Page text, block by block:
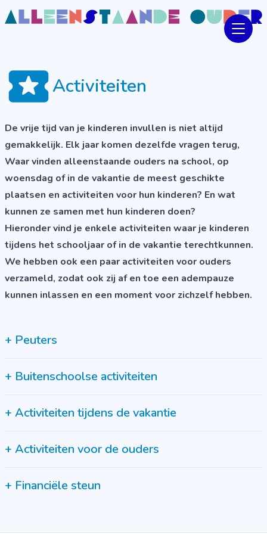
Activiteiten
De vrije tijd van je kinderen invullen is niet altijd
gemakkelijk. Elk jaar komen dezelfde vragen terug,
Waar vinden alleenstaande ouders na school, op
woensdag of in de vakantie de meest geschikte
plaatsen en activiteiten voor hun kinderen? En wat
kunnen ze samen met hun kinderen doen?
Hieronder vind je enkele activiteiten waar je kinderen
tijdens het schooljaar of in de vakantie terechtkunnen.
We hebben ook een paar activiteiten voor ouders
verzameld, zodat ook zij af en toe een adempauze
kunnen inlassen en een moment voor zichzelf hebben.
+ Peuters
+ Buitenschoolse activiteiten
+ Activiteiten tijdens de vakantie
+ Activiteiten voor de ouders
+ Financiële steun